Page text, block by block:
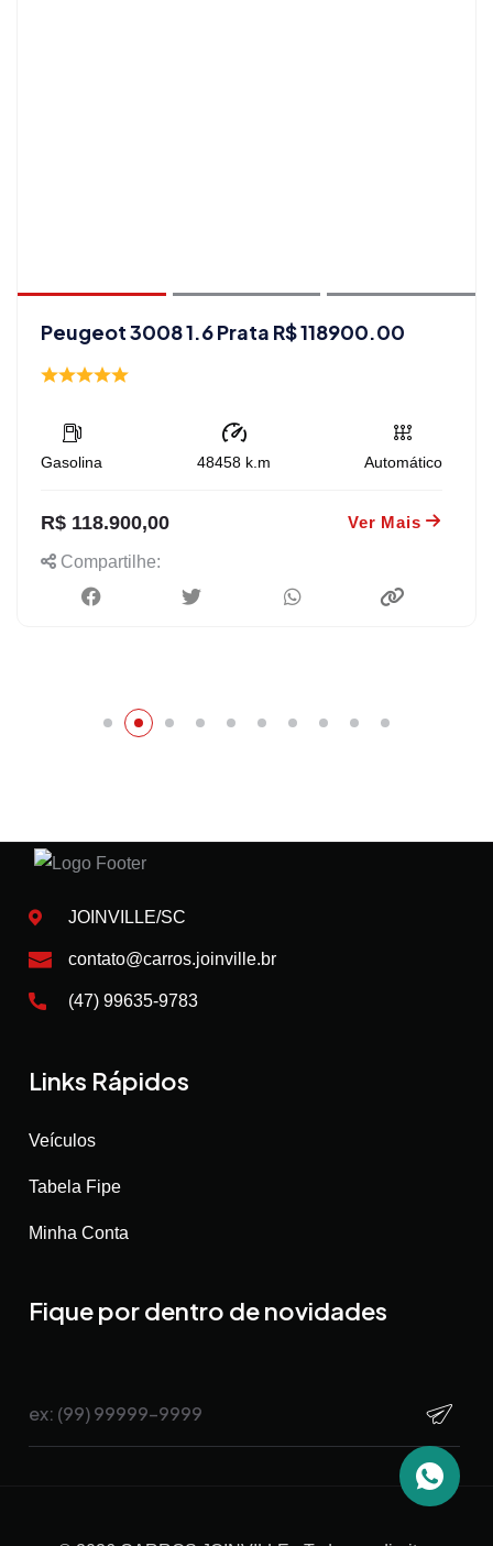
Peugeot 3008 1.6 Prata R$ 118900.00
Gasolina 48458k.m Automático
R$ 118.900,00 Ver Mais
Compartilhe:
JOINVILLE/SC
contato@carros.joinville.br
(47) 99635-9783
Links Rápidos
Veículos
Tabela Fipe
Minha Conta
Fique por dentro de novidades